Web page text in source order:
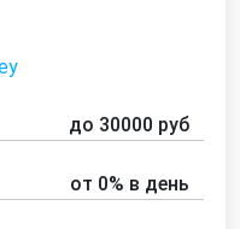
до 30000 руб
от 0% в день